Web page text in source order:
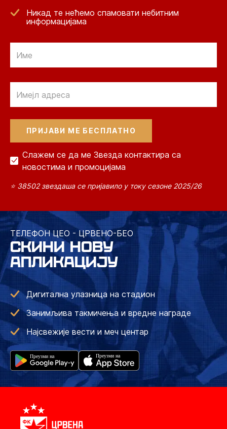
Никад те нећемо спамовати небитним
информацијама
Слажем се да ме Звезда контактира са
новостима и промоцијама
⭐ 38502 звездаша се пријавило у току сезоне 2025/26
ТЕЛЕФОН ЦЕО - ЦРВЕНО-БЕО
СКИНИ НОВУ
АПЛИКАЦИЈУ
Дигитална улазница на стадион
Занимљива такмичења и вредне награде
Најсвежије вести и меч центар